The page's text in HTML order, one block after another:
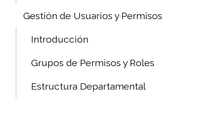
Gestión de Usuarios y Permisos
Introducción
Grupos de Permisos y Roles
Estructura Departamental